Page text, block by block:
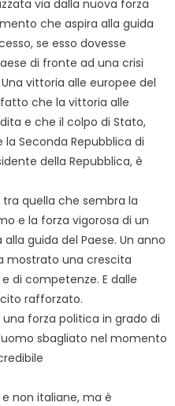
via dalla nuova forza
che aspira alla guida
se esso dovesse
di fronte ad una crisi
vittoria alle europee del
che la vittoria alle
e che il colpo di Stato,
Seconda Repubblica di
della Repubblica, è
tra quella che sembra la
e la forza vigorosa di un
guida del Paese. Un anno
mostrato una crescita
di competenze. E dalle
rafforzato.
forza politica in grado di
sbagliato nel momento
non italiane, ma è